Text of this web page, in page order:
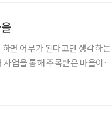
하면 어부가 된다고만 생각하는
업을 통해 주목받은 마을이 있